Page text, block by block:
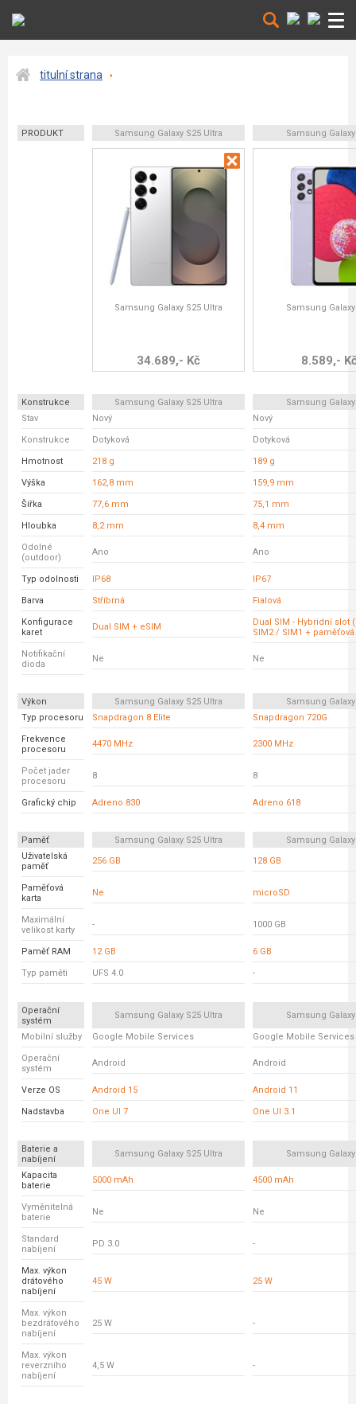
titulní strana
PRODUKT Samsung Galaxy S25 Ultra Samsung Galaxy
Samsung Galaxy S25 Ultra
34.689,- Kč
Samsung Galaxy
8.589,-
Konstrukce Samsung Galaxy S25 Ultra
Samsung Galaxy
Stav
Nový Nový
Konstrukce Dotyková Dotyková
Hmotnost 218 g 189 g
Výška 162,8 mm 159,9 mm
Šířka 77,6 mm 75,1 mm
Hloubka 8,2 mm 8,4 mm
Odolné
(outdoor)
Ano Ano
Typ odolnosti IP68 IP67
Barva Stříbrná Fialová
Konfigurace
karet
Dual SIM + eSIM
Dual SIM - Hybridní slot
SIM2 / SIM1 + paměťová
Notifikační
dioda
Ne Ne
Výkon Samsung Galaxy S25 Ultra
Samsung Galaxy
Typ procesoru
Snapdragon 8 Elite Snapdragon 720G
Frekvence
procesoru
4470 MHz 2300 MHz
Počet jader
procesoru
8 8
Grafický chip Adreno 830 Adreno 618
Paměť Samsung Galaxy S25 Ultra
Samsung Galaxy
Uživatelská
paměť
256 GB 128 GB
Paměťová
karta
Ne microSD
Maximální
velikost karty
- 1000 GB
Paměť RAM 12 GB 6 GB
Typ paměti UFS 4.0 -
Operační
systém
Samsung Galaxy S25 Ultra Samsung Galaxy
Mobilní služby Google Mobile Services Google Mobile Services
Operační
systém
Android Android
Verze OS Android 15 Android 11
Nadstavba One UI 7 One UI 3.1
Baterie a
nabíjení
Samsung Galaxy S25 Ultra Samsung Galaxy
Kapacita
baterie
5000 mAh 4500 mAh
Vyměnitelná
baterie
Ne Ne
Standard
nabíjení
PD 3.0 -
Max. výkon
drátového
nabíjení
45 W 25 W
Max. výkon
bezdrátového
nabíjení
25 W -
Max. výkon
reverzního
nabíjení
4,5 W -